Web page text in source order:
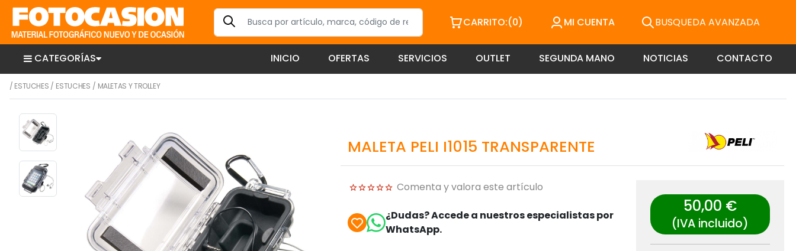
CARRITO:(0) MI CUENTA BUSQUEDA AVANZADA
CATEGORÍAS INICIO OFERTAS SERVICIOS OUTLET SEGUNDA MANO NOTICIAS CONTACTO
/ ESTUCHES / ESTUCHES / MALETAS Y TROLLEY
MALETA PELI I1015 TRANSPARENTE
Comenta y valora este artículo
¿Dudas? Accede a nuestros especialistas por
WhatsApp.
50,00 €
(IVA incluido)